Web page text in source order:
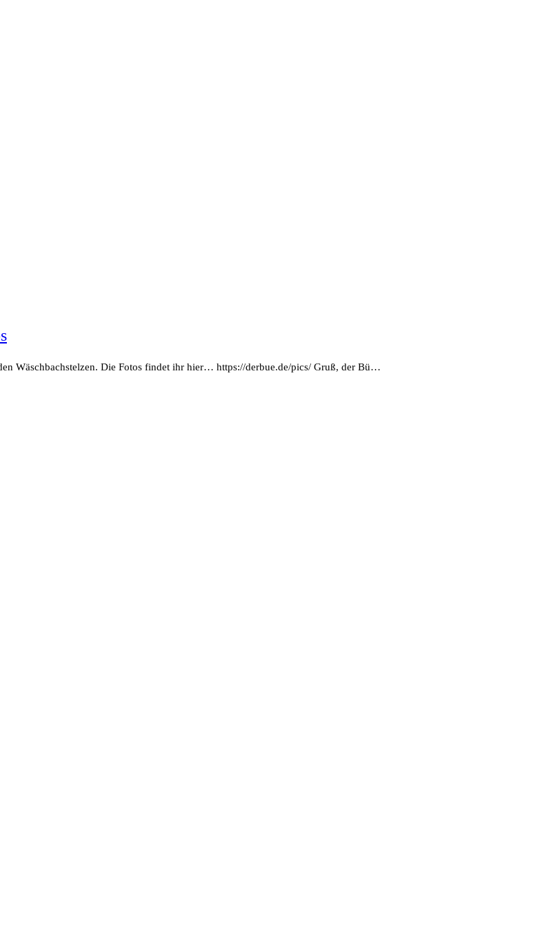
Wäschbachstelzen. Die Fotos findet ihr hier… https://derbue.de/pics/ Gruß, der Bü…